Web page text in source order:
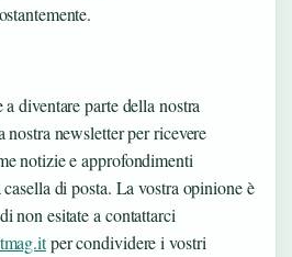
diventare parte della nostra
newsletter per ricevere
notizie e approfondimenti
di posta. La vostra opinione è
non esitate a contattarci
per condividere i vostri